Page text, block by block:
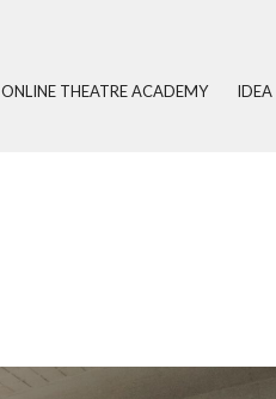
ONLINE THEATRE ACADEMY IDEA